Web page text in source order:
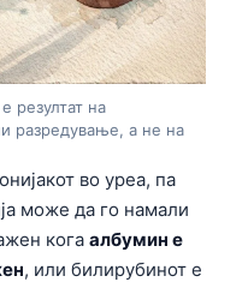
резултат на
разредување, а не на
во уреа, па
може да го намали
кога албумин е
, или билирубинот е